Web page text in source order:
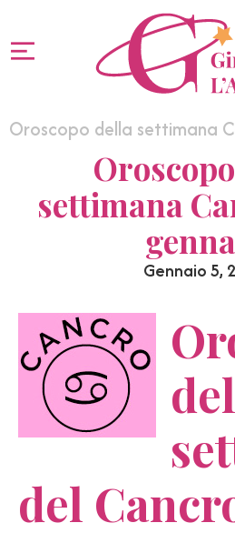
Oroscopo della settimana
settimana
Gennaio 5,
del